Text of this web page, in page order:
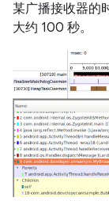
某广播接收器的
大约 100 秒。